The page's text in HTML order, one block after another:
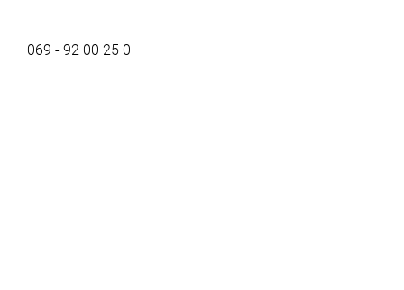
069 - 92 00 25 0